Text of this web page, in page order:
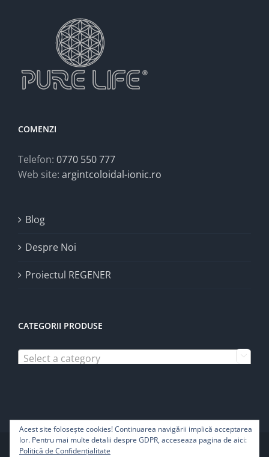
COMENZI
Telefon: 0770 550 777
Web site: argintcoloidal-ionic.ro
Blog
Despre Noi
Proiectul REGENER
CATEGORII PRODUSE
Select a category 
Copyright 2022 | Pure Life SRL - Toate drepturile rezervate
Acest site foloseşte cookies! Continuarea navigării implică acceptarea
lor. Pentru mai multe detalii despre GDPR, acceseaza pagina de aici:
Politică de Confidențialitate